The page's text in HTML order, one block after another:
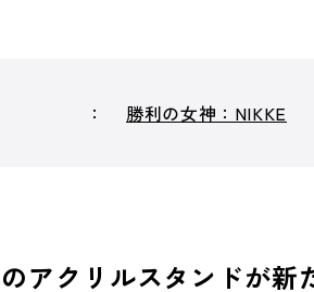
勝利の女神：NIKKE
アクリルスタンドが新